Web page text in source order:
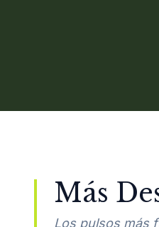
Más
Los pulsos más